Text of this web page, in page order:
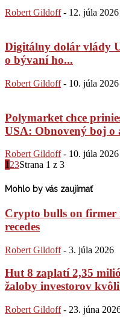
Robert Gildoff - 12. júla 2026
Digitálny dolár vlády
o bývaní ho...
Robert Gildoff - 10. júla 2026
Polymarket chce
USA: Obnovený boj o
Robert Gildoff - 10. júla 2026
1 23Strana 1 z 3
Mohlo by vás zaujímať
Crypto bulls on firmer
recedes
Robert Gildoff - 3. júla 2026
Hut 8 zaplatí 2,35
žaloby investorov
Robert Gildoff - 23. júna